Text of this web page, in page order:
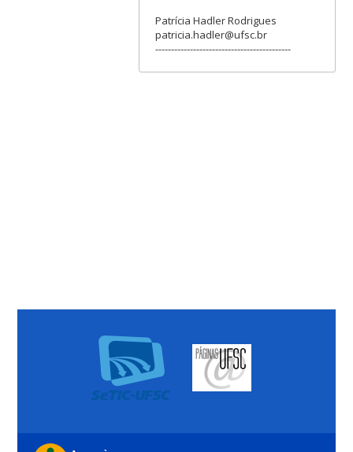
Patrícia Hadler Rodrigues
patricia.hadler@ufsc.br
-------------------------------------------